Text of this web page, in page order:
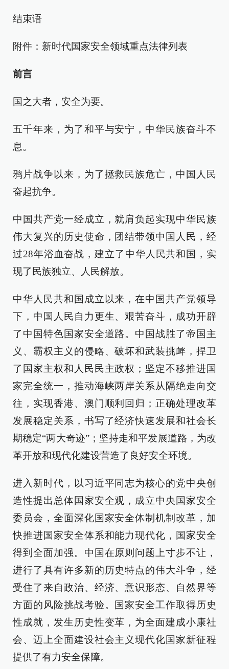
结束语
附件：新时代国家安全领域重点法律列表
前言
国之大者，安全为要。
五千年来，为了和平与安宁，中华民族奋斗不
息。
鸦片战争以来，为了拯救民族危亡，中国人民
奋起抗争。
中国共产党一经成立，就肩负起实现中华民族
伟大复兴的历史使命，团结带领中国人民，经
过28年浴血奋战，建立了中华人民共和国，实
现了民族独立、人民解放。
中华人民共和国成立以来，在中国共产党领导
下，中国人民自力更生、艰苦奋斗，成功开辟
了中国特色国家安全道路。中国战胜了帝国主
义、霸权主义的侵略、破坏和武装挑衅，捍卫
了国家主权和人民民主政权；坚定不移推进国
家完全统一，推动海峡两岸关系从隔绝走向交
往，实现香港、澳门顺利回归；正确处理改革
发展稳定关系，书写了经济快速发展和社会长
期稳定“两大奇迹”；坚持走和平发展道路，为改
革开放和现代化建设营造了良好安全环境。
进入新时代，以习近平同志为核心的党中央创
造性提出总体国家安全观，成立中央国家安全
委员会，全面深化国家安全体制机制改革，加
快推进国家安全体系和能力现代化，国家安全
得到全面加强。中国在原则问题上寸步不让，
进行了具有许多新的历史特点的伟大斗争，经
受住了来自政治、经济、意识形态、自然界等
方面的风险挑战考验。国家安全工作取得历史
性成就，发生历史性变革，为全面建成小康社
会、迈上全面建设社会主义现代化国家新征程
提供了有力安全保障。